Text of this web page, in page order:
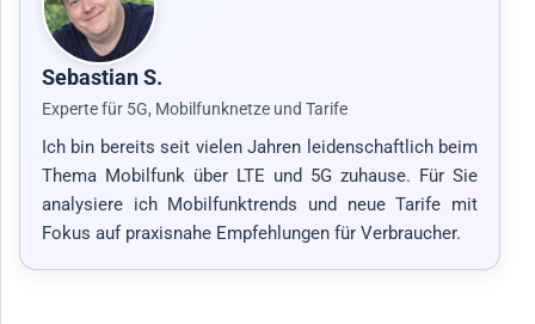
Sebastian S.
Experte für 5G, Mobilfunknetze und Tarife
Ich bin bereits seit vielen Jahren leidenschaftlich beim
Thema Mobilfunk über LTE und 5G zuhause. Für Sie
analysiere ich Mobilfunktrends und neue Tarife mit
Fokus auf praxisnahe Empfehlungen für Verbraucher.